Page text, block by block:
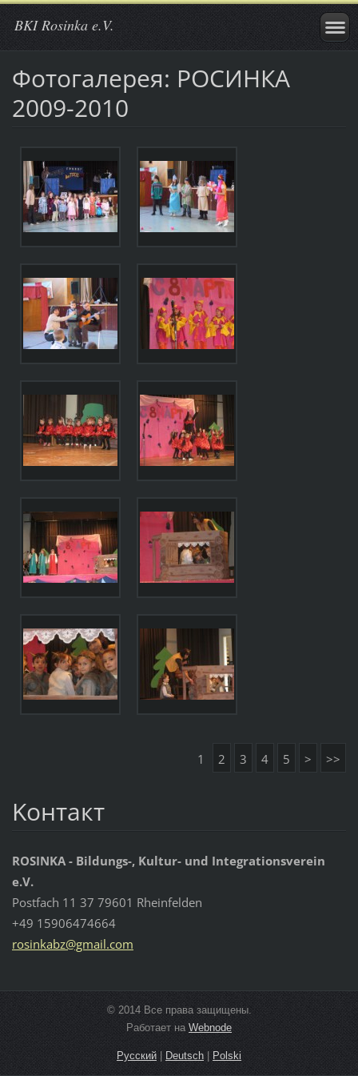
BKI Rosinka e.V.
Фотогалерея: РОСИНКА
2009-2010
1 2 3 4 5 > >>
Koнтакт
ROSINKA - Bildungs-, Kultur- und Integrationsverein
e.V.
Postfach 11 37 79601 Rheinfelden
+49 15906474664
rosinkabz@gmail.com
© 2014 Все права защищены.
Работает на Webnode
Русский Deutsch Polski